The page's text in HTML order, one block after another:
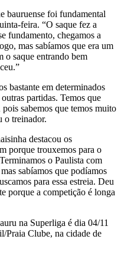
bauruense foi fundamental
feira. “O saque fez a
fundamento, chegamos a
mas sabíamos que era um
o saque entrando bem
bastante em determinados
partidas. Temos que
sabemos que temos muito
o treinador.
destacou os
porque trouxemos para o
o Paulista com
sabíamos que podíamos
para essa estreia. Deu
porque a competição é longa
na Superliga é dia 04/11
Praia Clube, na cidade de